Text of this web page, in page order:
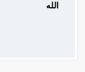
الله